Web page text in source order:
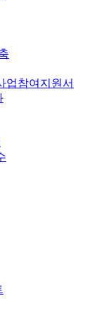
업참여지원서